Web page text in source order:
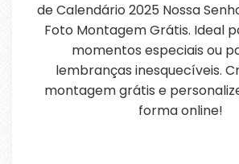
de Calendário 2025 Nossa
Foto Montagem Grátis. Ideal
momentos especiais ou
lembranças inesquecíveis.
montagem grátis e
forma online!